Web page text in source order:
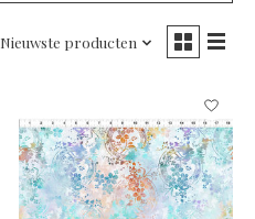
Nieuwste producten